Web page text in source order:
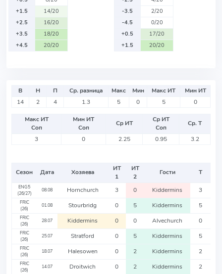
+1.5
14/20
+2.5
16/20
+3.5
18/20
+4.5
20/20
-3.5
2/20
-4.5
0/20
+0.5
17/20
+1.5
20/20
В Н П Ср. разница Макс Мин Макс ИТ
Мин ИТ
14
2 4 1.3 5 0 5 0
Макс ИТ
Соп
Мин ИТ
Соп
Ср ИТ
Ср ИТ
Соп
Ср. Т
3
0 2.25 0.95 3.2
Сезон Дата Хозяева
ИТ
1
ИТ
2
Гости Т
ENG5
(26/27)
08.08 Hornchurch 3 0 Kiddermins 3
FRIC
(26)
01.08 Stourbridg 0 5 Kiddermins 5
FRIC
(26)
28.07 Kiddermins 0 0 Alvechurch 0
FRIC
(26)
25.07 Stratford 0 5 Kiddermins 5
FRIC
(26)
18.07 Halesowen 0 2 Kiddermins 2
FRIC
(26)
14.07 Droitwich 0 2 Kiddermins
2